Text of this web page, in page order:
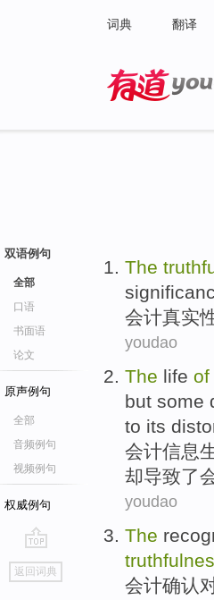
词典 翻译
双语例句
全部
口语
书面语
论文
原声例句
全部
音频例句
视频例句
权威例句
go
top
返回词典
The
会计真实
youdao
The life of
but some
to its
会计信息
却导致了
youdao
The
会计确认